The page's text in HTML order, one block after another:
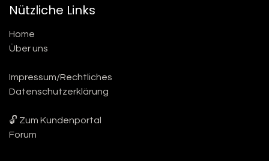
Nützliche Links
Home
Über uns
Impressum/Rechtliches
Datenschutzerklärung
🔓 Zum Kundenportal
Forum